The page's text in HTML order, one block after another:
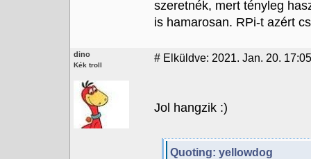
szeretnék, mert tényleg
is hamarosan. RPi-t azért
dino
Kék troll
# Elküldve: 2021. Jan. 20. 17:05
Jol hangzik :)
Quoting: yellowdog